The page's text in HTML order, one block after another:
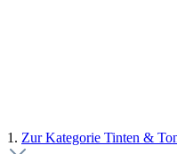
1. Zur Kategorie Tinten &